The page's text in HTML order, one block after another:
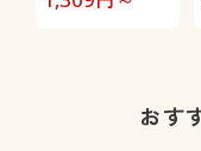
おす